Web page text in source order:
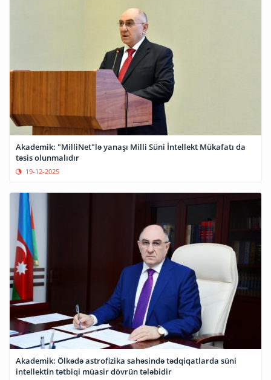
Akademik: "MilliNet"lə yanaşı Milli Süni İntellekt Mükafatı da
təsis olunmalıdır
19-12-2025
Akademik: Ölkədə astrofizika sahəsində tədqiqatlarda süni
intellektin tətbiqi müasir dövrün tələbidir